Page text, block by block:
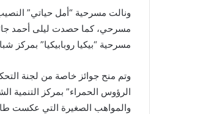
ونالت مسرحية “أمل حياتي”
مسرحي، كما حصدت ليلى أحمد
مسرحية “بيكيا روبابيكيا”
وتم منح جوائز خاصة من لجنة
الرؤوس الحمراء” بمركز التنمية
والمواهب الصغيرة التي عكست